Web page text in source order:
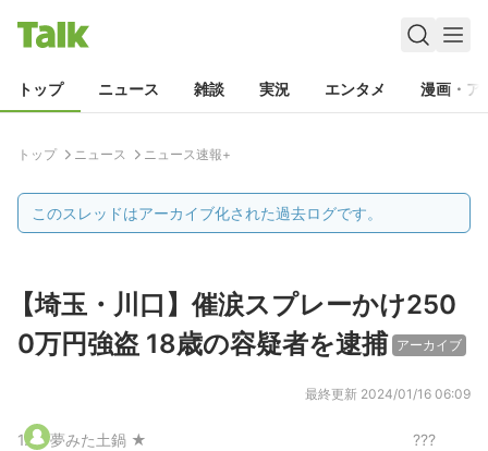
トップ ニュース 雑談 実況 エンタメ 漫画・ア
トップ ニュース ニュース速報+
このスレッドはアーカイブ化された過去ログです。
【埼玉・川口】催涙スプレーかけ250
0万円強盗 18歳の容疑者を逮捕 アーカイブ
最終更新 2024/01/16 06:09
1. 夢みた土鍋 ★ ???